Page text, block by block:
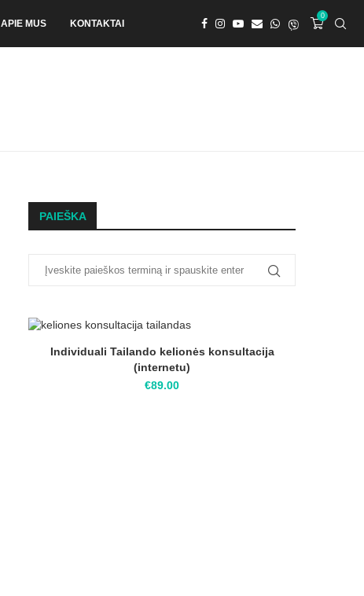
APIE MUS KONTAKTAI
0
PAIEŠKA
Individuali Tailando kelionės konsultacija
(internetu)
€89.00